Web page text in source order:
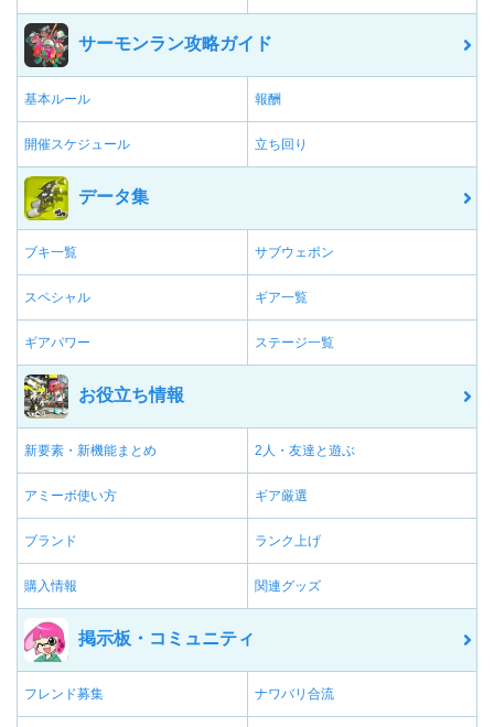
サーモンラン攻略ガイド
基本ルール 報酬
開催スケジュール 立ち回り
データ集
ブキ一覧 サブウェポン
スペシャル ギア一覧
ギアパワー ステージ一覧
お役立ち情報
新要素・新機能まとめ 2人・友達と遊ぶ
アミーボ使い方 ギア厳選
ブランド ランク上げ
購入情報 関連グッズ
掲示板・コミュニティ
フレンド募集 ナワバリ合流